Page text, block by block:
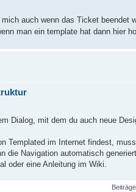
auch wenn das Ticket beendet
man ein template hat dann hier
Dialog, mit dem du auch neue
Templated im Internet findest,
die Navigation automatisch
oder eine Anleitung im Wiki.